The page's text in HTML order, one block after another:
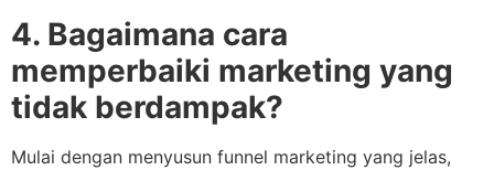
4. Bagaimana cara
memperbaiki marketing yang
tidak berdampak?
Mulai dengan menyusun funnel marketing yang jelas,